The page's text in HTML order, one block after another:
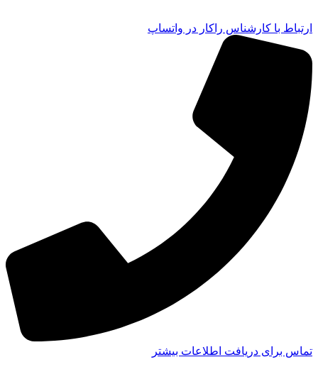
ارتباط با کارشناس راکار در واتساپ
تماس برای دریافت اطلاعات بیشتر